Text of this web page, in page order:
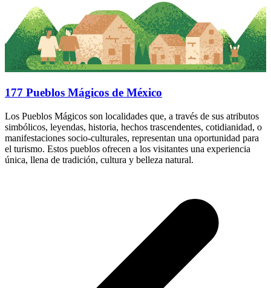
177 Pueblos Mágicos de México
Los Pueblos Mágicos son localidades que, a través de sus atributos
simbólicos, leyendas, historia, hechos trascendentes, cotidianidad, o
manifestaciones socio-culturales, representan una oportunidad para
el turismo. Estos pueblos ofrecen a los visitantes una experiencia
única, llena de tradición, cultura y belleza natural.